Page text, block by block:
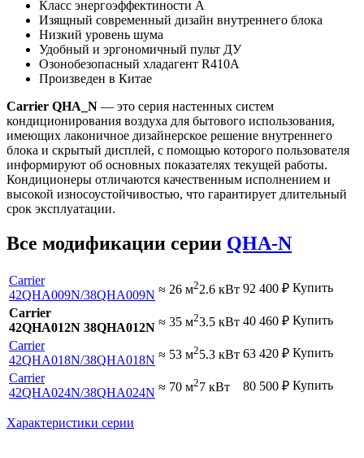
Класс энергоэффектиности А
Изящный современный дизайн внутреннего блока
Низкий уровень шума
Удобный и эргономичный пульт ДУ
Озонобезопасный хладагент R410A
Произведен в Китае
Carrier QHA_N — это серия настенных систем
кондиционирования воздуха для бытового использования,
имеющих лаконичное дизайнерское решение внутреннего
блока и скрытый дисплей, с помощью которого пользователя
информируют об основных показателях текущей работы.
Кондиционеры отличаются качественным исполнением и
высокой износоустойчивостью, что гарантирует длительный
срок эксплуатации.
Все модификации серии QHA-N
Carrier
42QHA009N/38QHA009N ≈ 26 м22.6 кВт 92 400 ₽ Купить
Carrier
42QHA012N 38QHA012N ≈ 35 м23.5 кВт 40 460 ₽ Купить
Carrier
42QHA018N/38QHA018N ≈ 53 м25.3 кВт 63 420 ₽ Купить
Carrier
42QHA024N/38QHA024N ≈ 70 м27 кВт 80 500 ₽ Купить
Характеристики серии